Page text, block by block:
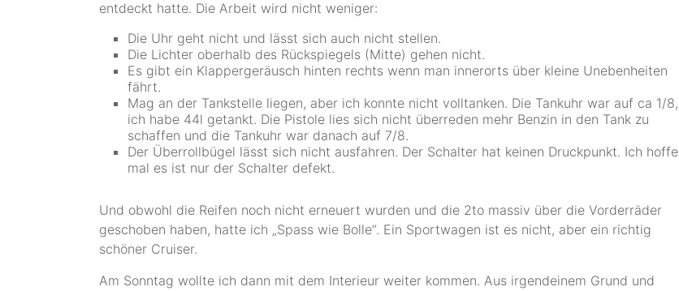
entdeckt hatte. Die Arbeit wird nicht weniger:
Die Uhr geht nicht und lässt sich auch nicht stellen.
Die Lichter oberhalb des Rückspiegels (Mitte) gehen nicht.
Es gibt ein Klappergeräusch hinten rechts wenn man innerorts über kleine Unebenheiten
fährt.
Mag an der Tankstelle liegen, aber ich konnte nicht volltanken. Die Tankuhr war auf ca 1/8,
ich habe 44l getankt. Die Pistole lies sich nicht überreden mehr Benzin in den Tank zu
schaffen und die Tankuhr war danach auf 7/8.
Der Überrollbügel lässt sich nicht ausfahren. Der Schalter hat keinen Druckpunkt. Ich hoffe
mal es ist nur der Schalter defekt.
Und obwohl die Reifen noch nicht erneuert wurden und die 2to massiv über die Vorderräder
geschoben haben, hatte ich „Spass wie Bolle“. Ein Sportwagen ist es nicht, aber ein richtig
schöner Cruiser.
Am Sonntag wollte ich dann mit dem Interieur weiter kommen. Aus irgendeinem Grund und